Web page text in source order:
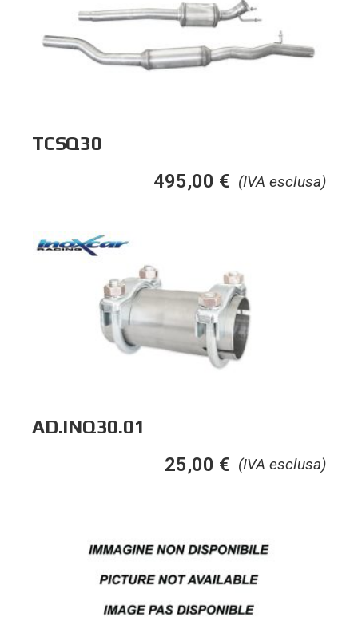
TCSQ30
(IVA esclusa)
495,00 €
AD.INQ30.01
(IVA esclusa)
25,00 €